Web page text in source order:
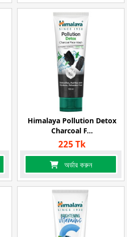
Himalaya Pollution Detox
Charcoal F...
225 Tk
অর্ডার করুন